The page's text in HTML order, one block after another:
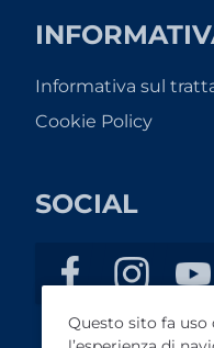
Informativa sul
Cookie Policy
SOCIAL
Questo sito fa